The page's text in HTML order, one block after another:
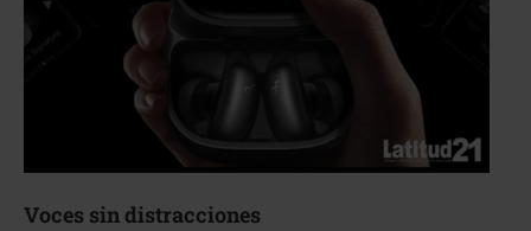
Voces sin distracciones